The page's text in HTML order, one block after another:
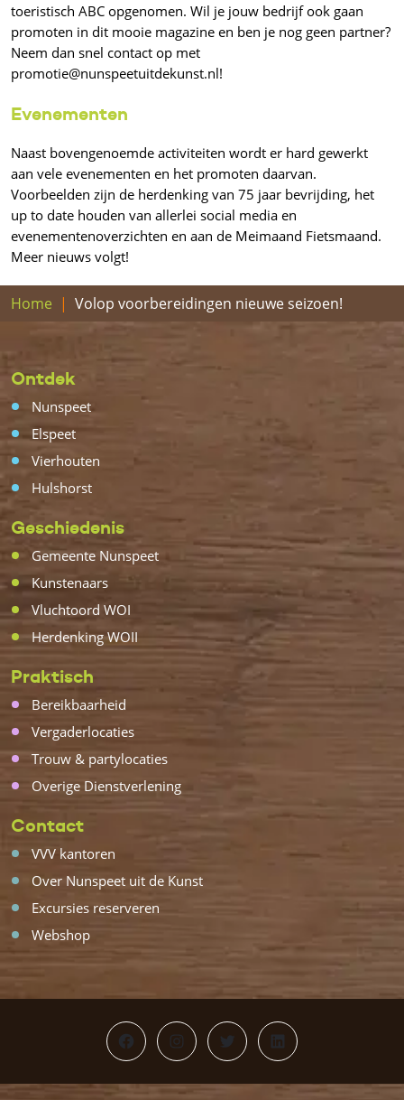
toeristisch ABC opgenomen. Wil je jouw bedrijf ook gaan
promoten in dit mooie magazine en ben je nog geen partner?
Neem dan snel contact op met
promotie@nunspeetuitdekunst.nl!
Evenementen
Naast bovengenoemde activiteiten wordt er hard gewerkt
aan vele evenementen en het promoten daarvan.
Voorbeelden zijn de herdenking van 75 jaar bevrijding, het
up to date houden van allerlei social media en
evenementenoverzichten en aan de Meimaand Fietsmaand.
Meer nieuws volgt!
Home Volop voorbereidingen nieuwe seizoen!
Ontdek
Nunspeet
Elspeet
Vierhouten
Hulshorst
Geschiedenis
Gemeente Nunspeet
Kunstenaars
Vluchtoord WOI
Herdenking WOII
Praktisch
Bereikbaarheid
Vergaderlocaties
Trouw & partylocaties
Overige Dienstverlening
Contact
VVV kantoren
Over Nunspeet uit de Kunst
Excursies reserveren
Webshop
FacebookInstagram
TwitterLinkedIn